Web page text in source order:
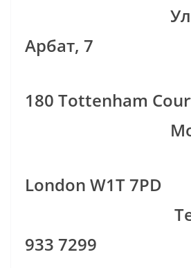
Ул.
Арбат, 7
180 Tottenham
London
Тел.:
933 7299